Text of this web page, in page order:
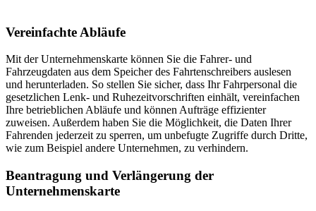
Vereinfachte Abläufe
Mit der Unternehmenskarte können Sie die Fahrer- und
Fahrzeugdaten aus dem Speicher des Fahrtenschreibers auslesen
und herunterladen. So stellen Sie sicher, dass Ihr Fahrpersonal die
gesetzlichen Lenk- und Ruhezeitvorschriften einhält, vereinfachen
Ihre betrieblichen Abläufe und können Aufträge effizienter
zuweisen. Außerdem haben Sie die Möglichkeit, die Daten Ihrer
Fahrenden jederzeit zu sperren, um unbefugte Zugriffe durch Dritte,
wie zum Beispiel andere Unternehmen, zu verhindern.
Beantragung und Verlängerung der
Unternehmenskarte